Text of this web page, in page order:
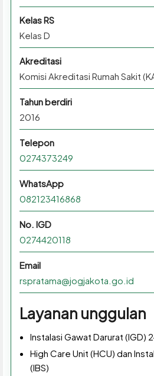
Kelas RS
Kelas D
Akreditasi
Komisi Akreditasi Rumah Sakit
Tahun berdiri
2016
Telepon
0274373249
WhatsApp
082123416868
No. IGD
0274420118
Email
rspratama@jogjakota.go.id
Layanan unggulan
Instalasi Gawat Darurat (IGD)
High Care Unit (HCU) dan
(IBS)